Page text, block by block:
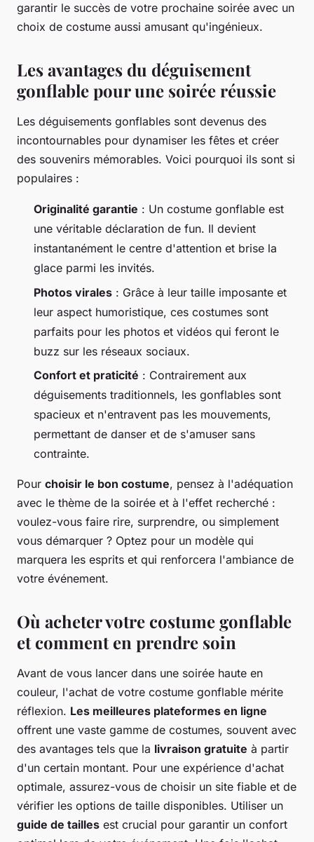
garantir le succès de votre prochaine soirée avec un
choix de costume aussi amusant qu'ingénieux.
Les avantages du déguisement
gonflable pour une soirée réussie
Les déguisements gonflables sont devenus des
incontournables pour dynamiser les fêtes et créer
des souvenirs mémorables. Voici pourquoi ils sont si
populaires :
Originalité garantie : Un costume gonflable est
une véritable déclaration de fun. Il devient
instantanément le centre d'attention et brise la
glace parmi les invités.
Photos virales : Grâce à leur taille imposante et
leur aspect humoristique, ces costumes sont
parfaits pour les photos et vidéos qui feront le
buzz sur les réseaux sociaux.
Confort et praticité : Contrairement aux
déguisements traditionnels, les gonflables sont
spacieux et n'entravent pas les mouvements,
permettant de danser et de s'amuser sans
contrainte.
Pour choisir le bon costume, pensez à l'adéquation
avec le thème de la soirée et à l'effet recherché :
voulez-vous faire rire, surprendre, ou simplement
vous démarquer ? Optez pour un modèle qui
marquera les esprits et qui renforcera l'ambiance de
votre événement.
Où acheter votre costume gonflable
et comment en prendre soin
Avant de vous lancer dans une soirée haute en
couleur, l'achat de votre costume gonflable mérite
réflexion. Les meilleures plateformes en ligne
offrent une vaste gamme de costumes, souvent avec
des avantages tels que la livraison gratuite à partir
d'un certain montant. Pour une expérience d'achat
optimale, assurez-vous de choisir un site fiable et de
vérifier les options de taille disponibles. Utiliser un
guide de tailles est crucial pour garantir un confort